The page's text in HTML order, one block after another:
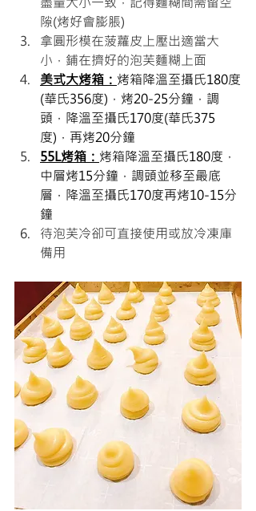
隙(烤好會膨脹)
拿圓形模在菠蘿皮上壓出適當大
小，鋪在擠好的泡芙麵糊上面
美式大烤箱： 烤箱降溫至攝氏180度
(華氏356度)，烤20-25分鐘，調
頭，降溫至攝氏170度(華氏375
度)，再烤20分鐘
55L烤箱： 烤箱降溫至攝氏180度，
中層烤15分鐘，調頭並移至最底
層，降溫至攝氏170度再烤10-15分
鐘
待泡芙冷卻可直接使用或放冷凍庫
備用